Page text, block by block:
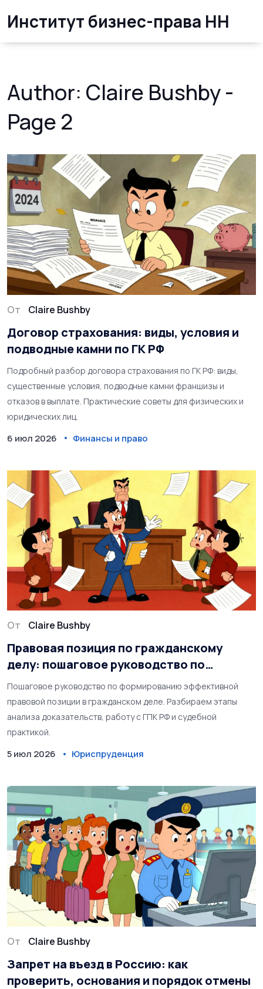
Институт бизнес-права НН
Author: Claire Bushby -
Page 2
От Claire Bushby
Договор страхования: виды, условия и
подводные камни по ГК РФ
Подробный разбор договора страхования по ГК РФ: виды,
существенные условия, подводные камни франшизы и
отказов в выплате. Практические советы для физических и
юридических лиц.
6 июл 2026 Финансы и право
От Claire Bushby
Правовая позиция по гражданскому
делу: пошаговое руководство по
формированию
Пошаговое руководство по формированию эффективной
правовой позиции в гражданском деле. Разбираем этапы
анализа доказательств, работу с ГПК РФ и судебной
практикой.
5 июл 2026 Юриспруденция
От Claire Bushby
Запрет на въезд в Россию: как
проверить, основания и порядок отмены